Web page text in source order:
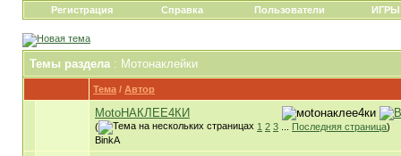
Регистрация Справка Пользователи ИГРЫ
Темы раздела: Мотонаклейки
Тема / Автор
МоtоНАКЛЕЕ4КИ
( 1 2 3 Последняя страница)
BinkA